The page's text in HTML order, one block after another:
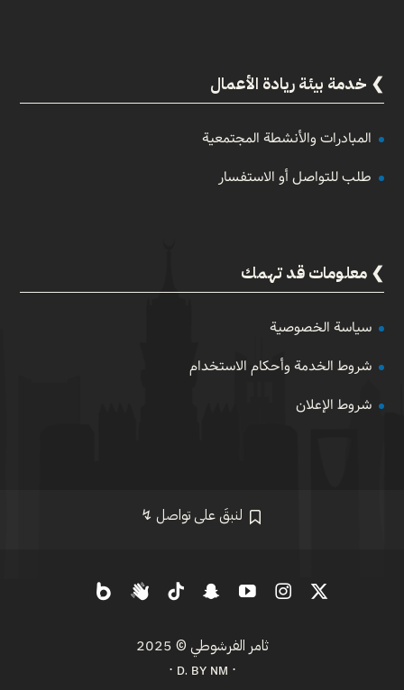
خدمة بيئة ريادة الأعمال
المبادرات والأنشطة المجتمعية
طلب للتواصل أو الاستفسار
معلومات قد تهمك
سياسة الخصوصية
شروط الخدمة وأحكام الاستخدام
شروط الإعلان
لنبقَ على تواصل ↯
ثامر الفرشوطي © 2025
⋅ ᴅ. ʙʏ ɴᴍ ⋅